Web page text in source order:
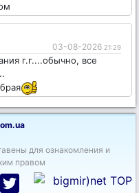
03-08-2026 21:29
г.г....обычно, все
для ознакомления и
правом